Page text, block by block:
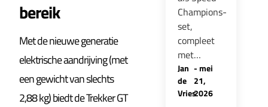
bereik
Met de nieuwe generatie
elektrische aandrijving (met
een gewicht van slechts
2,88 kg) biedt de Trekker GT
Champions-
set,
compleet
met…
Jan
de
Vries
-mei
21,
2026